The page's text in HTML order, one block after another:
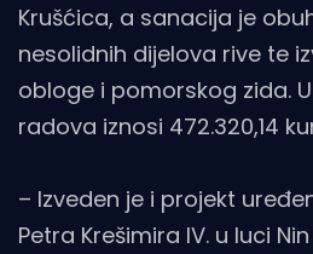
Krušćica, a sanacija je
nesolidnih dijelova rive te
obloge i pomorskog zida.
radova iznosi 472.320,14
– Izveden je i projekt
Petra Krešimira IV. u luci